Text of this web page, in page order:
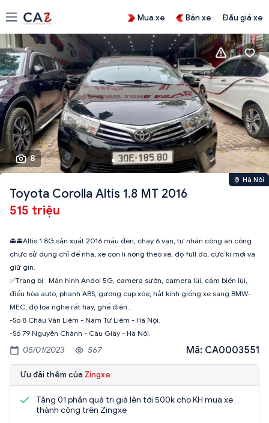
Mua xe Bán xe Đấu giá xe
8
Hà Nội
Toyota Corolla Altis 1.8 MT 2016
515 triệu
🚘🚘Altis 1.8G sản xuất 2016 mầu đen, chạy 6 vạn, tư nhân công an công
chức sử dụng chỉ để nhà, xe còn li nông theo xe, độ full đồ, cực kì mới và
giữ gìn.
✅Trang bị : Màn hình Andoi 5G, camera sườn, camera lùi, cảm biến lùi,
điều hòa auto, phanh ABS, gương cụp xòe, hắt kính giống xe sang BMW-
MEC, độ loa nghe rất hay, ghế điện…
-Số 8 Châu Văn Liêm - Nam Từ Liêm - Hà Nội.
-Số 79 Nguyễn Chánh - Cầu Giấy - Hà Nội.
05/01/2023 567 Mã: CA0003551
Ưu đãi thêm của Zingxe
Tặng 01 phần quà trị giá lên tới 500k cho KH mua xe
thành công trên Zingxe